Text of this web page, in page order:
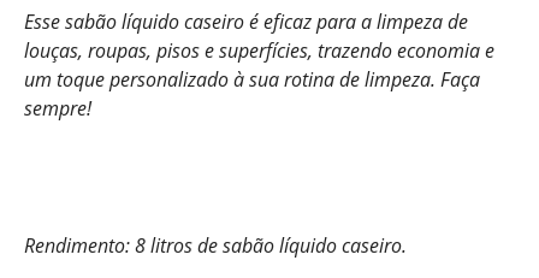
Esse sabão líquido caseiro é eficaz para a limpeza de
louças, roupas, pisos e superfícies, trazendo economia e
um toque personalizado à sua rotina de limpeza. Faça
sempre!
Rendimento: 8 litros de sabão líquido caseiro.